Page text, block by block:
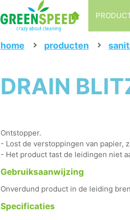
home producten
DRAIN
Ontstopper.
- Lost de verstoppingen van papier,
- Het product tast de leidingen niet
Gebruiksaanwijzing
Onverdund product in de leiding
Specificaties